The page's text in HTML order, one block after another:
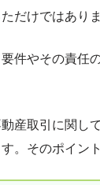
だけではありま
件やその責任
産取引に関し
。そのポイン